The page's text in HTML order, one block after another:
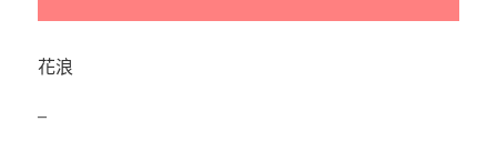
花浪
–